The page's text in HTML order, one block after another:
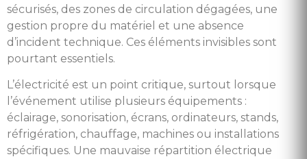
sécurisés, des zones de circulation dégagées, une
gestion propre du matériel et une absence
d’incident technique. Ces éléments invisibles sont
pourtant essentiels.
L’électricité est un point critique, surtout lorsque
l’événement utilise plusieurs équipements :
éclairage, sonorisation, écrans, ordinateurs, stands,
réfrigération, chauffage, machines ou installations
spécifiques. Une mauvaise répartition électrique